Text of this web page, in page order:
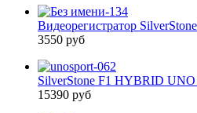
Видеорегистратор
3550 руб
SilverStone F1 HYBRID
15390 руб